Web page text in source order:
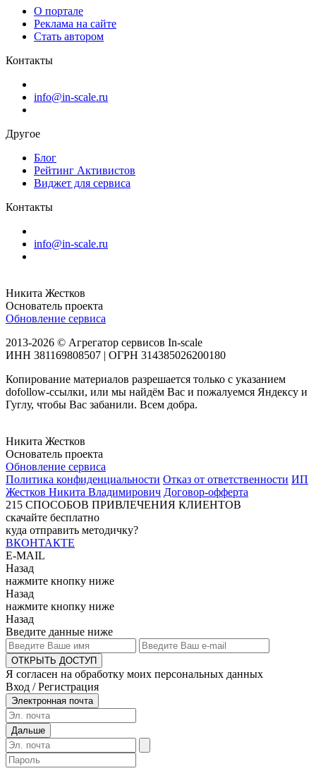
О портале
Реклама на сайте
Стать автором
Контакты
info@in-scale.ru
Другое
Блог
Рейтинг Активистов
Виджет для сервиса
Контакты
info@in-scale.ru
Никита Жестков
Основатель проекта
Обновление сервиса
2013-2026 © Агрегатор сервисов In-scale
ИНН 381169808507 | ОГРН 314385026200180
Копирование материалов разрешается только с указанием
dofollow-ссылки, или мы найдём Вас и пожалуемся Яндексу и
Гуглу, чтобы Вас забанили. Всем добра.
Никита Жестков
Основатель проекта
Обновление сервиса
Политика конфиденциальности Отказ от ответственности ИП
Жестков Никита Владимирович Договор-офферта
215 СПОСОБОВ ПРИВЛЕЧЕНИЯ КЛИЕНТОВ
скачайте бесплатно
куда отправить методичку?
ВКОНТАКТЕ
E-MAIL
Назад
нажмите кнопку ниже
Назад
нажмите кнопку ниже
Назад
Введите данные ниже
ОТКРЫТЬ ДОСТУП
Я согласен на обработку моих персональных данных
Вход / Регистрация
Электронная почта
Дальше